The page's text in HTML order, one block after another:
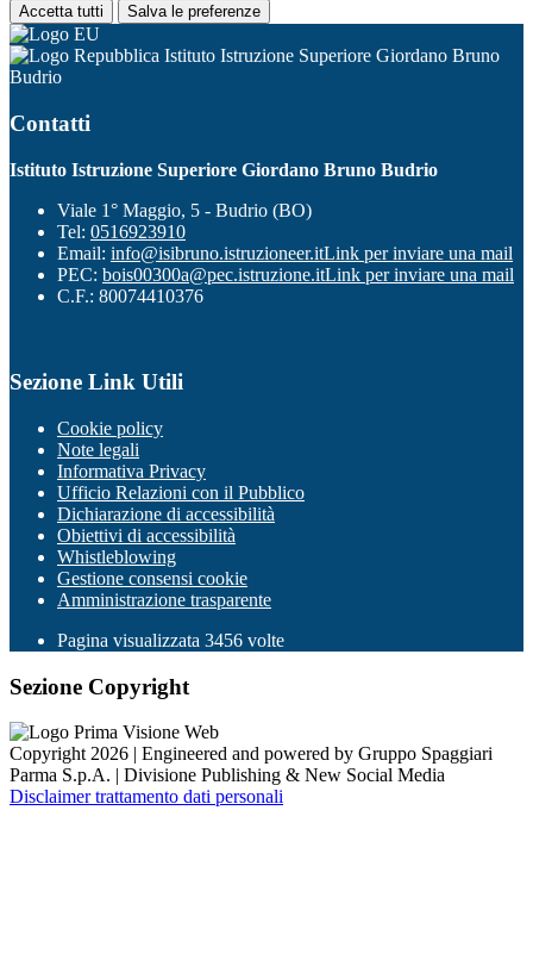
Accetta tutti Salva le preferenze
Istituto Istruzione Superiore Giordano Bruno
Budrio
Contatti
Istituto Istruzione Superiore Giordano Bruno Budrio
Viale 1° Maggio, 5 - Budrio (BO)
Tel: 0516923910
Email: info@isibruno.istruzioneer.itLink per inviare una mail
PEC: bois00300a@pec.istruzione.itLink per inviare una mail
C.F.: 80074410376
Sezione Link Utili
Cookie policy
Note legali
Informativa Privacy
Ufficio Relazioni con il Pubblico
Dichiarazione di accessibilità
Obiettivi di accessibilità
Whistleblowing
Gestione consensi cookie
Amministrazione trasparente
Pagina visualizzata 3456 volte
Sezione Copyright
Copyright 2026 | Engineered and powered by Gruppo Spaggiari
Parma S.p.A. | Divisione Publishing & New Social Media
Disclaimer trattamento dati personali